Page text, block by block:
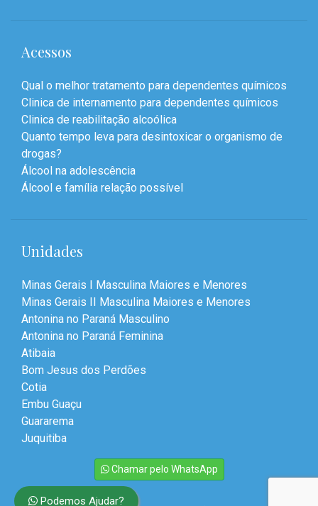
Acessos
Qual o melhor tratamento para dependentes químicos
Clinica de internamento para dependentes químicos
Clinica de reabilitação alcoólica
Quanto tempo leva para desintoxicar o organismo de
drogas?
Álcool na adolescência
Álcool e família relação possível
Unidades
Minas Gerais I Masculina Maiores e Menores
Minas Gerais II Masculina Maiores e Menores
Antonina no Paraná Masculino
Antonina no Paraná Feminina
Atibaia
Bom Jesus dos Perdões
Cotia
Embu Guaçu
Guararema
Juquitiba
Chamar pelo WhatsApp
Podemos Ajudar?